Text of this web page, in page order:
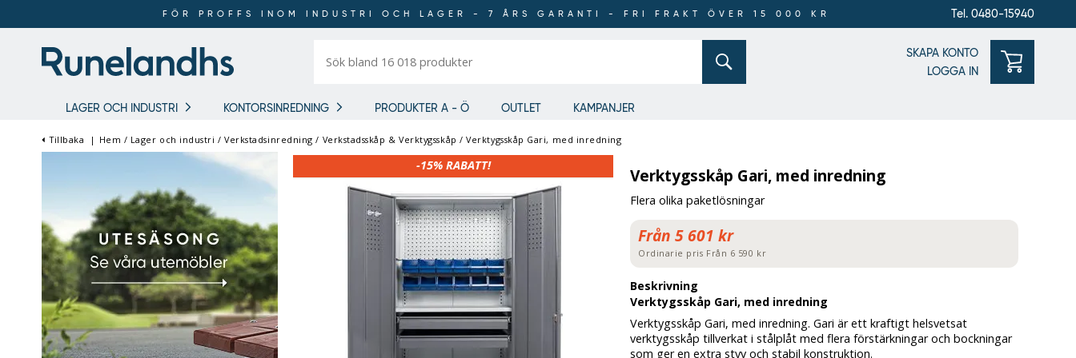
FÖR PROFFS INOM INDUSTRI OCH LAGER - 7 ÅRS GARANTI - FRI FRAKT ÖVER 15 000 KR Tel. 0480-15940
bland
SKAPA KONTO
LOGGA IN
LAGER OCH INDUSTRI KONTORSINREDNING PRODUKTER A - Ö OUTLET KAMPANJER
FÖR PROFFS INOM
INDUSTRI OCH LAGER
Tillbaka | Hem / Lager och industri /Verkstadsinredning / Verkstadsskåp & Verktygsskåp /Verktygsskåp Gari, med inredning
-15%RABATT!
Verktygsskåp Gari, med inredning
Flera olika paketlösningar
Ordinarie pris Från 6 590 kr
Från 5 601 kr
Beskrivning
Verktygsskåp Gari, med inredning
Verktygsskåp Gari, med inredning. Gari är ett kraftigt helsvetsat
verktygsskåp tillverkat i stålplåt med flera förstärkningar och bockningar
som ger en extra styv och stabil konstruktion.